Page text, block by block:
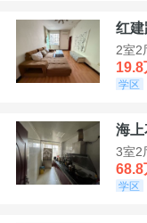
红
2室2
19.8
学区
海
3室2
68.8
学区